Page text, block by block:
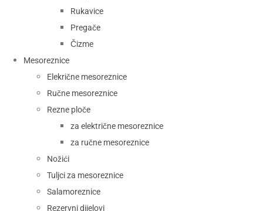
Rukavice
Pregače
Čizme
Mesoreznice
Elekrične mesoreznice
Ručne mesoreznice
Rezne ploče
za električne mesoreznice
za ručne mesoreznice
Nožići
Tuljci za mesoreznice
Salamoreznice
Rezervni dijelovi